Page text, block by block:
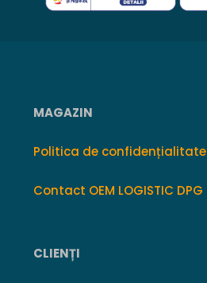
MAGAZIN
Politica de confidențialitate
Contact OEM LOGISTIC DPG
CLIENȚI